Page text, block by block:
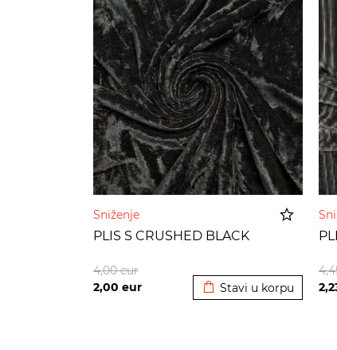
Sniženje
PLIS S CRUSHED BLACK
2,00 eur
4,00eur
Stavi u korpu